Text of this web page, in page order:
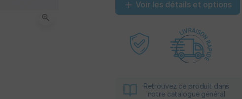
zoom_in
Voir les détails et options
Retrouvez ce produit dans
notre catalogue général